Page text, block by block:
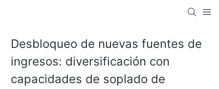
Desbloqueo de nuevas fuentes de
ingresos: diversificación con
capacidades de soplado de